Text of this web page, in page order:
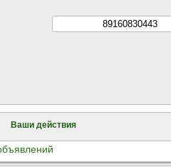
89160830443
Ваши действия